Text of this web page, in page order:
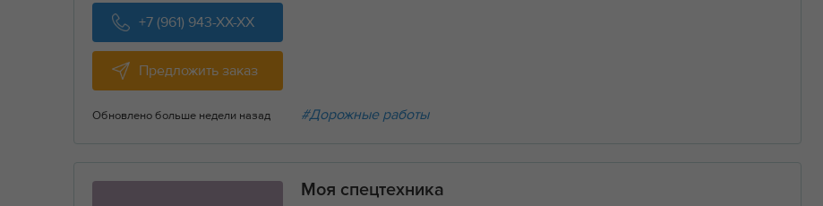
+7 (961) 943-XX-XX
Предложить заказ
Обновлено больше недели назад #Дорожные работы
Моя спецтехника